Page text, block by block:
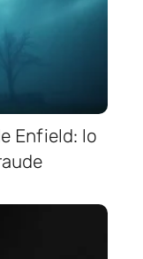
Enfield: lo